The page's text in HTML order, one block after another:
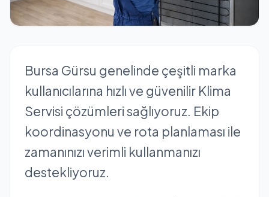
Bursa Gürsu genelinde çeşitli marka
kullanıcılarına hızlı ve güvenilir Klima
Servisi çözümleri sağlıyoruz. Ekip
koordinasyonu ve rota planlaması ile
zamanınızı verimli kullanmanızı
destekliyoruz.